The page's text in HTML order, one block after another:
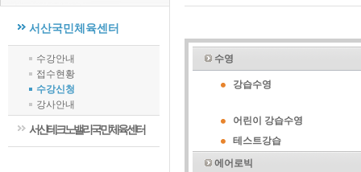
서산국민체육센터
수강안내
접수현황
수강신청
강사안내
서산테크노밸리국민체육센터
수영
강습수영
어린이 강습수영
테스트강습
에어로빅